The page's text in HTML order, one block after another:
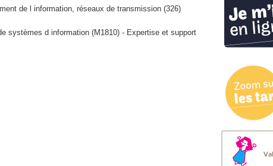
de l information, réseaux de transmission (326)
systèmes d information (M1810) - Expertise et support